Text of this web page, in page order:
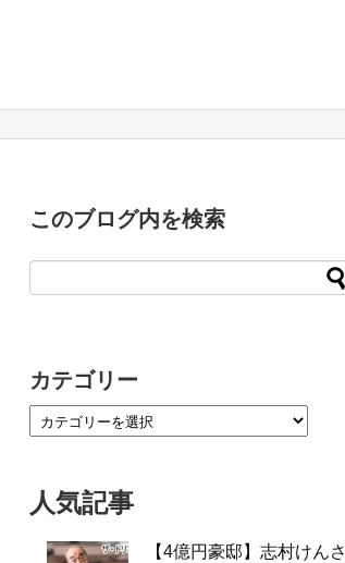
このブログ内を検索
カテゴリー
人気記事
【4億円豪邸】志村けんさ